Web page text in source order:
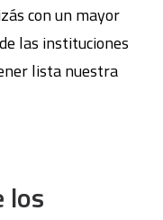
con un mayor
las instituciones
lista nuestra
los